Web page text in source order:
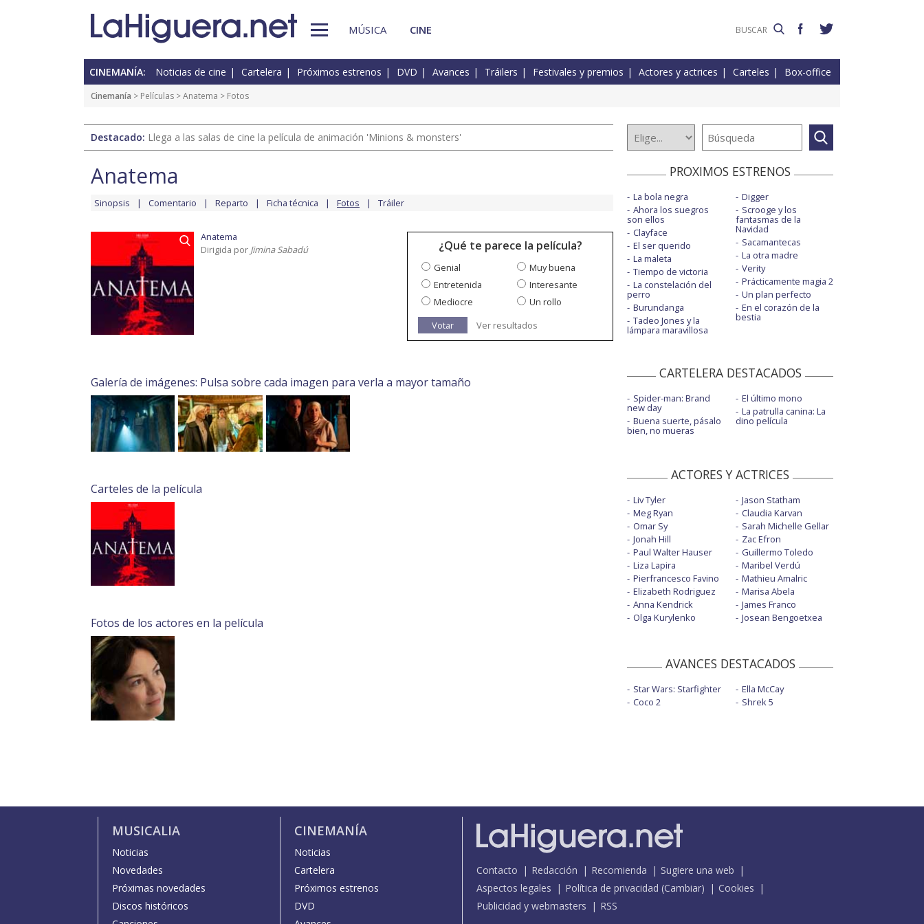
MÚSICA CINE
CINEMANÍA: Noticias de cine Cartelera Próximos estrenos DVD Avances Tráilers Festivales y premios Actores y actrices Carteles Box-office
Cinemanía > Películas >Anatema > Fotos
Destacado: Llega a las salas de cine la película de animación 'Minions & monsters'
Anatema
Sinopsis Comentario Reparto Ficha técnica Fotos Tráiler
Anatema
Dirigida por Jimina Sabadú ¿Qué te parece la película?
Genial
Muy buena
Entretenida
Interesante
Mediocre
Un rollo
Votar
Ver resultados
Galería de imágenes: Pulsa sobre cada imagen para verla a mayor tamaño
Carteles de la película
Fotos de los actores en la película
PROXIMOS ESTRENOS
La bola negra
Ahora los suegros
son ellos
Clayface
El ser querido
La maleta
Tiempo de victoria
La constelación del
perro
Burundanga
Tadeo Jones y la
lámpara maravillosa
Digger
Scrooge y los
fantasmas de la
Navidad
Sacamantecas
La otra madre
Verity
Prácticamente magia 2
Un plan perfecto
En el corazón de la
bestia
CARTELERA DESTACADOS
Spider-man: Brand
new day
Buena suerte, pásalo
bien, no mueras
El último mono
La patrulla canina: La
dino película
ACTORES Y ACTRICES
Liv Tyler
Meg Ryan
Omar Sy
Jonah Hill
Paul Walter Hauser
Liza Lapira
Pierfrancesco Favino
Elizabeth Rodriguez
Anna Kendrick
Olga Kurylenko
Jason Statham
Claudia Karvan
Sarah Michelle Gellar
Zac Efron
Guillermo Toledo
Maribel Verdú
Mathieu Amalric
Marisa Abela
James Franco
Josean Bengoetxea
AVANCES DESTACADOS
Star Wars: Starfighter
Coco 2
Ella McCay
Shrek 5
MUSICALIA
Noticias
Novedades
Próximas novedades
Discos históricos
CINEMANÍA
Noticias
Cartelera
Próximos estrenos
DVD
Contacto Redacción Recomienda
Sugiere una web
Aspectos legales
Política de privacidad (Cambiar)
Cookies
Publicidad y webmasters
RSS